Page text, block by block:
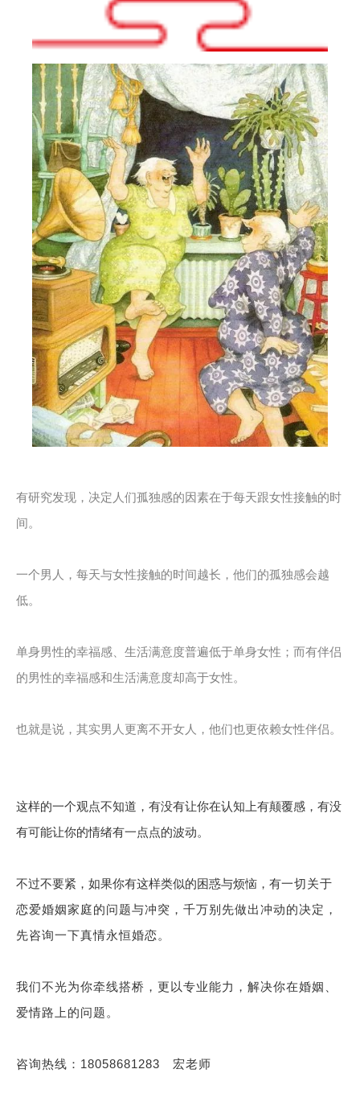
有研究发现，决定人们孤独感的因素在于每天跟女性接触的时
间。
一个男人，每天与女性接触的时间越长，他们的孤独感会越
低。
单身男性的幸福感、生活满意度普遍低于单身女性；而有伴侣
的男性的幸福感和生活满意度却高于女性。
也就是说，其实男人更离不开女人，他们也更依赖女性伴侣。
这样的一个观点不知道，有没有让你在认知上有颠覆感，有没
有可能让你的情绪有一点点的波动。
不过不要紧，如果你有这样类似的困惑与烦恼，有一切关于
恋爱婚姻家庭的问题与冲突，千万别先做出冲动的决定，
先咨询一下真情永恒婚恋。
我们不光为你牵线搭桥，更以专业能力，解决你在婚姻、
爱情路上的问题。
咨询热线：18058681283 宏老师